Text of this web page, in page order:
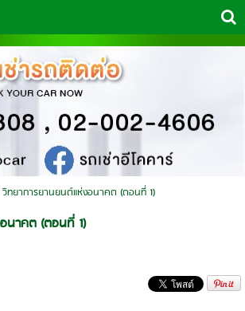
วิทยาการยานยนต์แห่งอนาคต (ตอนที่ 1)
นาคต (ตอนที่ 1)